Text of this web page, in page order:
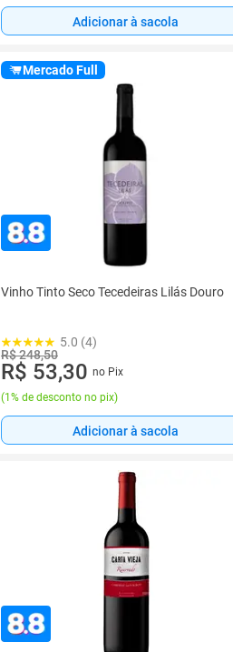
Adicionar à sacola
Mercado Full
Vinho Tinto Seco Tecedeiras Lilás Douro
5.0 (4)
R$ 248,50
R$ 53,30 no Pix
(1% de desconto no pix)
Adicionar à sacola